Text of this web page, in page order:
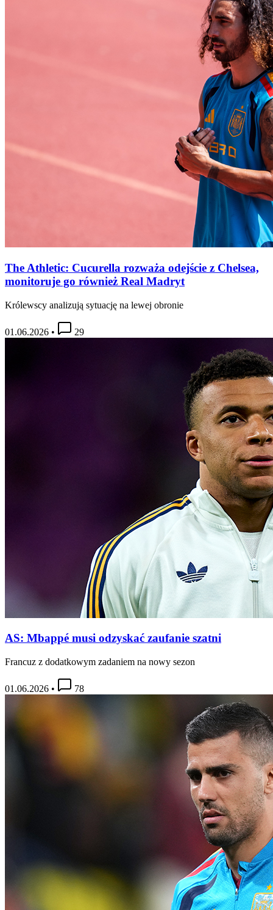
The Athletic: Cucurella rozważa odejście z Chelsea,
monitoruje go również Real Madryt
Królewscy analizują sytuację na lewej obronie
01.06.2026 • 29
AS: Mbappé musi odzyskać zaufanie szatni
Francuz z dodatkowym zadaniem na nowy sezon
01.06.2026 • 78